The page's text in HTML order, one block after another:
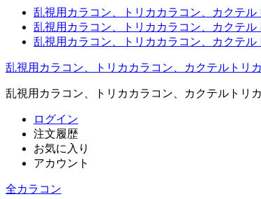
乱視用カラコン、トリカカラコン、カクテ
乱視用カラコン、トリカカラコン、カクテ
乱視用カラコン、トリカカラコン、カクテ
乱視用カラコン、トリカカラコン、カクテルトリ
乱視用カラコン、トリカカラコン、カクテルトリ
ログイン
注文履歴
お気に入り
アカウント
全カラコン